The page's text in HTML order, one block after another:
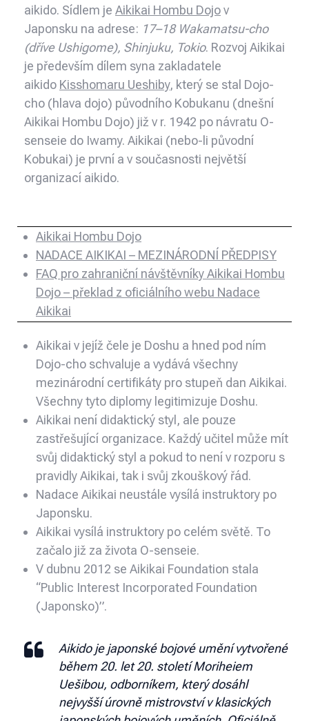
aikido. Sídlem je Aikikai Hombu Dojov
Japonsku na adrese: 17–18 Wakamatsu-cho
(dříve Ushigome), Shinjuku, Tokio. Rozvoj Aikikai
je především dílem syna zakladatele
aikido Kisshomaru Ueshiby, který se stal Dojo-
cho (hlava dojo) původního Kobukanu (dnešní
Aikikai Hombu Dojo) již v r. 1942 po návratu O-
senseie do Iwamy. Aikikai (nebo-li původní
Kobukai) je první a v současnosti největší
organizací aikido.
Aikikai Hombu Dojo
NADACE AIKIKAI – MEZINÁRODNÍ PŘEDPISY
FAQ pro zahraniční návštěvníky Aikikai Hombu
Dojo – překlad z oficiálního webu Nadace
Aikikai
Aikikai v jejíž čele je Doshu a hned pod ním
Dojo-cho schvaluje a vydává všechny
mezinárodní certifikáty pro stupeň dan Aikikai.
Všechny tyto diplomy legitimizuje Doshu.
Aikikai není didaktický styl, ale pouze
zastřešující organizace. Každý učitel může mít
svůj didaktický styl a pokud to není v rozporu s
pravidly Aikikai, tak i svůj zkouškový řád.
Nadace Aikikai neustále vysílá instruktory po
Japonsku.
Aikikai vysílá instruktory po celém světě. To
začalo již za života O-senseie.
V dubnu 2012 se Aikikai Foundation stala
“Public Interest Incorporated Foundation
(Japonsko)”.
Aikido je japonské bojové umění vytvořené
během 20. let 20. století Moriheiem
Uešibou, odborníkem, který dosáhl
nejvyšší úrovně mistrovství v klasických